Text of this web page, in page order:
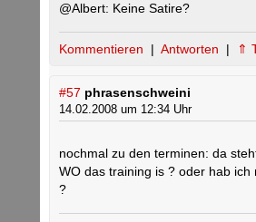
@Albert: Keine Satire?
Kommentieren | Antworten | ⇑
#57 phrasenschweini
14.02.2008 um 12:34 Uhr
nochmal zu den terminen: da
WO das training is ? oder hab ich
?